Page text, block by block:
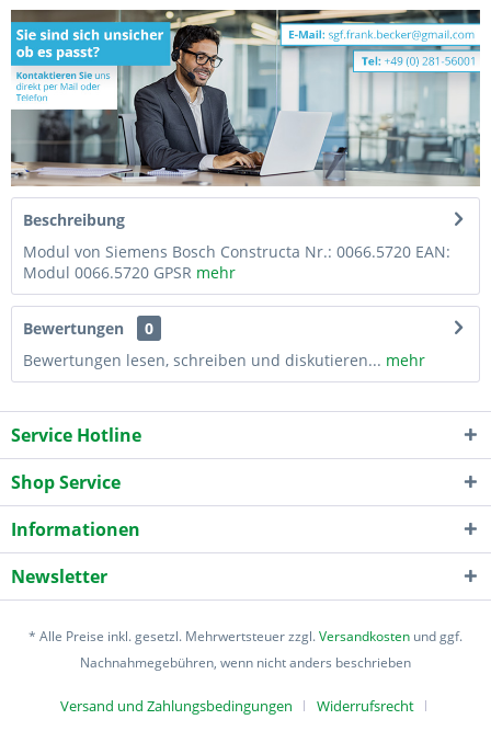
Beschreibung
Modul von Siemens Bosch Constructa Nr.: 0066.5720 EAN:
Modul 0066.5720 GPSR mehr
Bewertungen
0
Bewertungen lesen, schreiben und diskutieren... mehr
Service Hotline
Shop Service
Informationen
Newsletter
* Alle Preise inkl. gesetzl. Mehrwertsteuer zzgl.Versandkosten und ggf.
Nachnahmegebühren, wenn nicht anders beschrieben
Versand und Zahlungsbedingungen Widerrufsrecht